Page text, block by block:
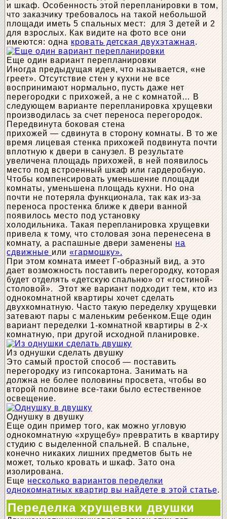
и шкаф. Особенность этой перепланировки в том,
что заказчику требовалось на такой небольшой
площади иметь 5 спальных мест: для 3 детей и 2
для взрослых. Как видите на фото все они
имеются: одна кровать детская двухэтажная.
Еще один вариант перепланировки
Иногда предыдущая идея, что называется, «не
греет». Отсутствие стен у кухни не все
воспринимают нормально, пусть даже нет
перегородки с прихожей, а не с комнатой… В
следующем варианте перепланировка хрущевки
производилась за счет переноса перегородок.
Передвинута боковая стена
прихожей — сдвинута в сторону комнаты. В то же
время лицевая стенка прихожей подвинута почти
вплотную к двери в санузел. В результате
увеличена площадь прихожей, в ней появилось
место под встроенный шкаф или гардеробную.
Чтобы компенсировать уменьшение площади
комнаты, уменьшена площадь кухни. Но она
почти не потеряла функционала, так как из-за
переноса простенка ближе к двери ванной
появилось место под установку
холодильника. Такая перепланировка хрущевки
привела к тому, что столовая зона перенесена в
комнату, а распашные двери заменены на
сдвижные или «гармошку».
При этом комната имеет Г-образный вид, а это
дает возможность поставить перегородку, которая
будет отделять «детскую спальню» от «гостиной-
столовой». Этот же вариант подходит тем, кто из
однокомнатной квартиры хочет сделать
двухкомнатную. Часто такую переделку хрущевки
затевают пары с маленьким ребенком.Еще один
вариант переделки 1-комнатной квартиры в 2-х
комнатную, при другой исходной планировке.
Из однушки сделать двушку
Это самый простой способ — поставить
перегородку из гипсокартона. Занимать на
должна не более половины просвета, чтобы во
второй половине все-таки было естественное
освещение.
Однушку в двушку
Еще один пример того, как можно угловую
однокомнатную «хрущебу» превратить в квартиру
студию с выделенной спальней. В спальне,
конечно никаких лишних предметов быть не
может, только кровать и шкаф. Зато она
изолирована.
Еще несколько вариантов переделки
однокомнатных квартир вы найдете в этой статье.
Переделка хрущевки двушки